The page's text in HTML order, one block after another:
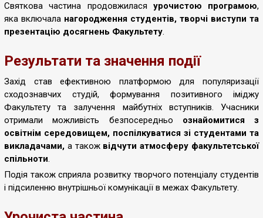
Святкова частина продовжилася урочистою програмою,
яка включала нагородження студентів, творчі виступи та
презентацію досягнень Факультету.
Результати та значення події
Захід став ефективною платформою для популяризації
сходознавчих студій, формування позитивного іміджу
Факультету та залучення майбутніх вступників. Учасники
отримали можливість безпосередньо ознайомитися з
освітнім середовищем, поспілкуватися зі студентами та
викладачами, а також відчути атмосферу факультетської
спільноти.
Подія також сприяла розвитку творчого потенціалу студентів
і підсиленню внутрішньої комунікації в межах Факультету.